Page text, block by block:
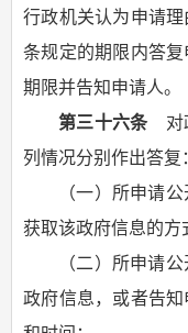
行政机关认为申请
条规定的期限内答
期限并告知申请人。
第三十六条对
列情况分别作出答复
（一）所申请
获取该政府信息的方
（二）所申请
政府信息，或者告